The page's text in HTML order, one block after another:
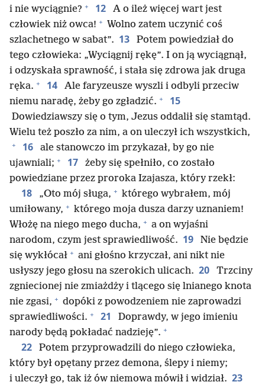
i nie wyciągnie? + 12
A o ileż więcej wart jest
człowiek niż owca! + Wolno zatem uczynić coś
szlachetnego w sabat”. 13
Potem powiedział do
tego człowieka: „Wyciągnij rękę”. I on ją wyciągnął,
i odzyskała sprawność, i stała się zdrowa jak druga
ręka. + 14
Ale faryzeusze wyszli i odbyli przeciw
niemu naradę, żeby go zgładzić. + 15
Dowiedziawszy się o tym, Jezus oddalił się stamtąd.
Wielu też poszło za nim, a on uleczył ich wszystkich,
+ 16
ale stanowczo im przykazał, by go nie
ujawniali; + 17
żeby się spełniło, co zostało
powiedziane przez proroka Izajasza, który rzekł:
18 „Oto mój sługa, + którego wybrałem, mój
umiłowany, + którego moja dusza darzy uznaniem!
Włożę na niego mego ducha, + a on wyjaśni
narodom, czym jest sprawiedliwość. 19
Nie będzie
się wykłócał + ani głośno krzyczał, ani nikt nie
usłyszy jego głosu na szerokich ulicach. 20
Trzciny
zgniecionej nie zmiażdży i tlącego się lnianego knota
nie zgasi, + dopóki z powodzeniem nie zaprowadzi
sprawiedliwości. + 21
Doprawdy, w jego imieniu
narody będą pokładać nadzieję”. +
22
Potem przyprowadzili do niego człowieka,
który był opętany przez demona, ślepy i niemy;
i uleczył go, tak iż ów niemowa mówił i widział. 23